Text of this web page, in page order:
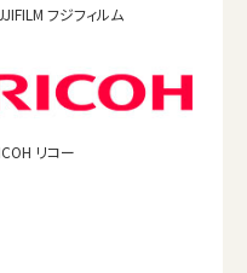
フジフィルム
リコー